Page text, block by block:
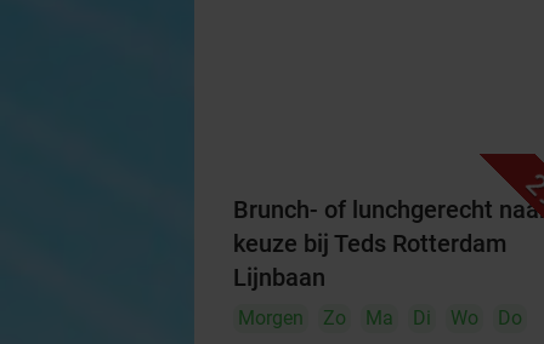
Brunch- of lunchgerecht
keuze bij Teds Rotterdam
Lijnbaan
Morgen Zo Ma Di Wo
Do